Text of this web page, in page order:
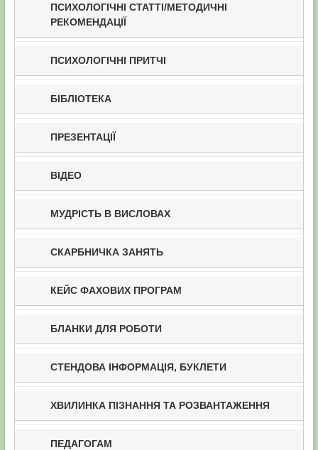
ПСИХОЛОГІЧНІ СТАТТІ/МЕТОДИЧНІ
РЕКОМЕНДАЦІЇ
ПСИХОЛОГІЧНІ ПРИТЧІ
БІБЛІОТЕКА
ПРЕЗЕНТАЦІЇ
ВІДЕО
МУДРІСТЬ В ВИСЛОВАХ
СКАРБНИЧКА ЗАНЯТЬ
КЕЙС ФАХОВИХ ПРОГРАМ
БЛАНКИ ДЛЯ РОБОТИ
СТЕНДОВА ІНФОРМАЦІЯ, БУКЛЕТИ
ХВИЛИНКА ПІЗНАННЯ ТА РОЗВАНТАЖЕННЯ
ПЕДАГОГАМ